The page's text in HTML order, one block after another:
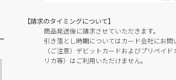
【請求のタイミングについて】
商品発送後に請求させていただきます。
引き落とし時期についてはカード会社にお問
（ご注意）デビットカードおよびプリペイ
リカ等）はご利用いただけません。